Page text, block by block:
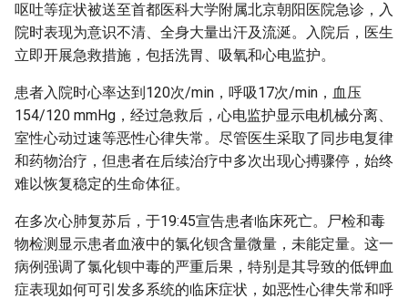
呕吐等症状被送至首都医科大学附属北京朝阳医院急诊，入
院时表现为意识不清、全身大量出汗及流涎。入院后，医生
立即开展急救措施，包括洗胃、吸氧和心电监护。
患者入院时心率达到120次/min，呼吸17次/min，血压
154/120 mmHg，经过急救后，心电监护显示电机械分离、
室性心动过速等恶性心律失常。尽管医生采取了同步电复律
和药物治疗，但患者在后续治疗中多次出现心搏骤停，始终
难以恢复稳定的生命体征。
在多次心肺复苏后，于19:45宣告患者临床死亡。尸检和毒
物检测显示患者血液中的氯化钡含量微量，未能定量。这一
病例强调了氯化钡中毒的严重后果，特别是其导致的低钾血
症表现如何可引发多系统的临床症状，如恶性心律失常和呼